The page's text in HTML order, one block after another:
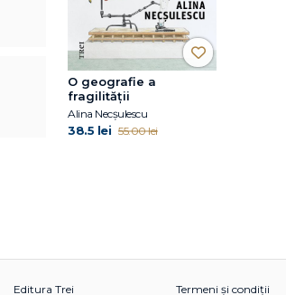
O geografie a
fragilității
Alina Necșulescu
38.5 lei 55.00 lei
Editura Trei Termeni și condiții